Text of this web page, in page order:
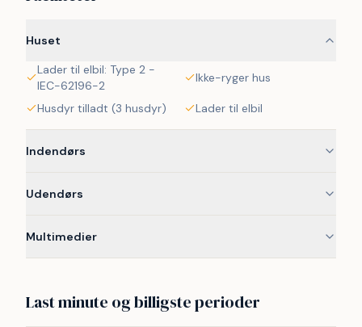
og oplevelser midt i populære Marielyst. Bemærk venligst
Huset
Lader til elbil: Type 2 -
IEC-62196-2
Ikke-ryger hus
Husdyr tilladt (3 husdyr) Lader til elbil
Indendørs
Udendørs
Multimedier
Last minute og billigste perioder